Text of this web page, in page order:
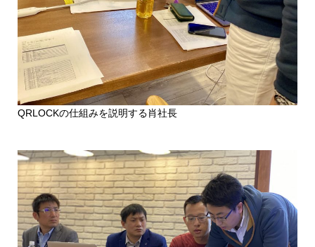
QRLOCKの仕組みを説明する肖社長